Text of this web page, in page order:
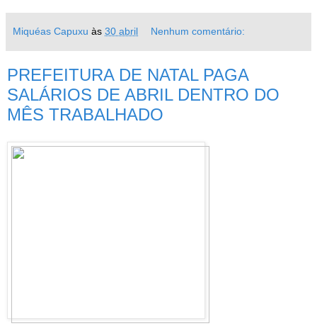
Miquéas Capuxu às 30 abril Nenhum comentário:
PREFEITURA DE NATAL PAGA
SALÁRIOS DE ABRIL DENTRO DO
MÊS TRABALHADO